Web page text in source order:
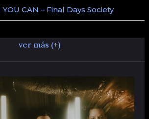
YOU CAN – Final Days Society
ver más (+)